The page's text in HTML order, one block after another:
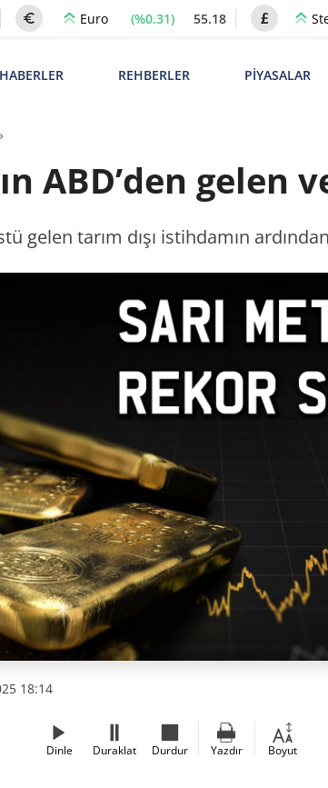
Euro (%0.31) 55.18
HABERLER REHBERLER PİYASALAR
ABD’den gelen
gelen tarım dışı istihdamın
18:14
Dinle Duraklat Durdur Yazdır Boyut